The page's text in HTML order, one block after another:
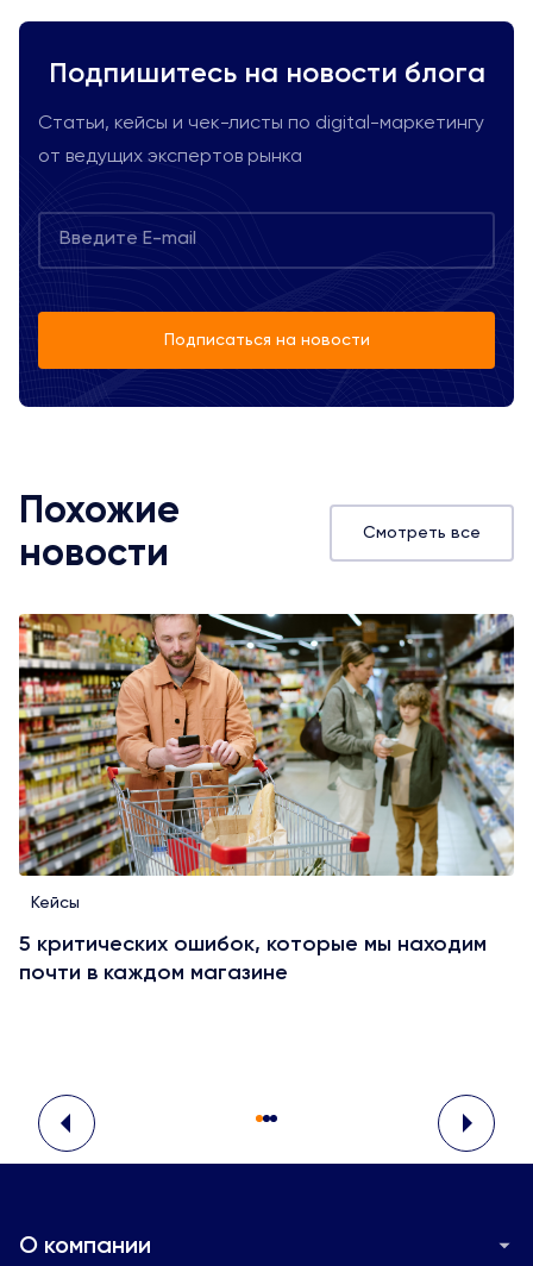
Подпишитесь на новости блога
Статьи, кейсы и чек-листы по digital-маркетингу
от ведущих экспертов рынка
Подписаться на новости
Похожие
новости
Смотреть все
Кейсы
5 критических ошибок, которые мы находим
почти в каждом магазине
О компании